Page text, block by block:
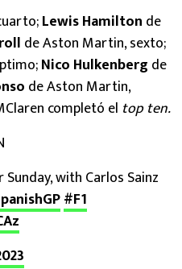
Lewis Hamilton de
de Aston Martin, sexto;
Nico Hulkenberg de
de Aston Martin,
completó el top ten.
with Carlos Sainz
#F1